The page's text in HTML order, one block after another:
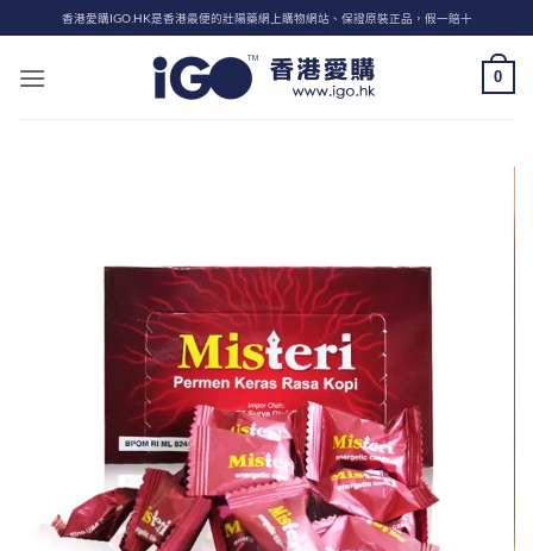
to
content
香港愛購IGO.HK是香港最便的壯陽藥網上購物網站、保證原裝正品，假一賠十
0